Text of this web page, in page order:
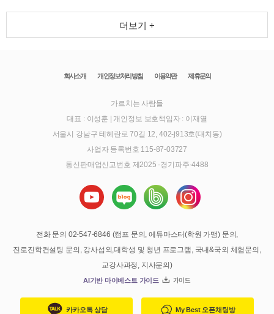
더보기 +
회사소개 개인정보처리방침 이용약관 제휴문의
가르치는 사람들
대표 : 이성훈
개인정보 보호책임자 : 이재열
서울시 강남구 테헤란로 70길 12, 402-j913호(대치동)
사업자 등록번호 115-87-03727
통신판매업신고번호 제2025 -경기파주-4488
전화 문의 02-547-6846 (캠프 문의, 에듀마스터(학원 가맹) 문의,
진로진학컨설팅 문의, 강사섭외,대학생 및 청년 프로그램, 국내&국외 체험문의,
교강사과정, 지사문의)
AI기반 마이베스트 가이드 가이드
카카오톡 상담 My Best 오픈채팅방